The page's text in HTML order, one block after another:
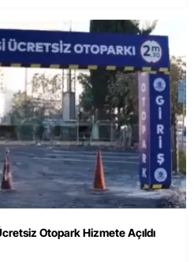
Otopark Hizmete Açıldı